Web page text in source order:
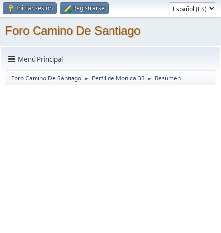
Iniciar sesión Registrarse
Foro Camino De Santiago
Menú Principal
Foro Camino De Santiago ► Perfil de Monica 33 ► Resumen